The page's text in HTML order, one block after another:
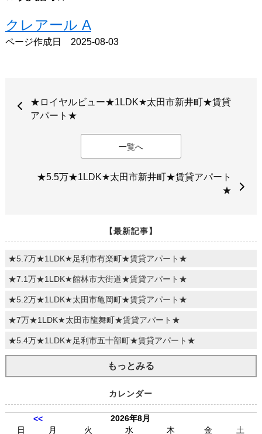
クレアール A
ページ作成日 2025-08-03
★ロイヤルビュー★1LDK★太田市新井町★賃貸
アパート★
一覧へ
★5.5万★1LDK★太田市新井町★賃貸アパート
★
【最新記事】
★5.7万★1LDK★足利市有楽町★賃貸アパート★
★7.1万★1LDK★館林市大街道★賃貸アパート★
★5.2万★1LDK★太田市亀岡町★賃貸アパート★
★7万★1LDK★太田市龍舞町★賃貸アパート★
★5.4万★1LDK★足利市五十部町★賃貸アパート★
もっとみる
カレンダー
<<
2026年8月
日
月 火 水 木 金
土